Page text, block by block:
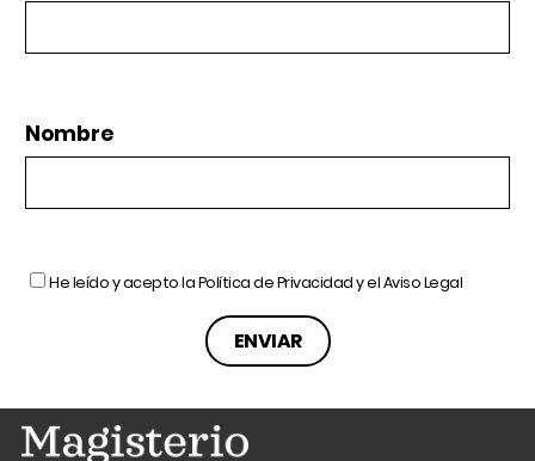
Nombre
He leído y acepto laPolítica de Privacidady elAviso Legal